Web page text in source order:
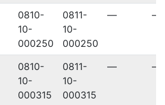
0810-
10-
000250
0811-
10-
000250
— —
0810-
10-
000315
0811-
10-
000315
— —